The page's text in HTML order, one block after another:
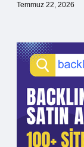
Temmuz 22, 2026